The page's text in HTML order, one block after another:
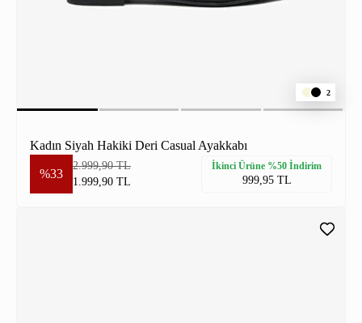
2
Kadın Siyah Hakiki Deri Casual Ayakkabı
%33
2.999,90 TL
1.999,90 TL
İkinci Ürüne %50 İndirim
999,95 TL